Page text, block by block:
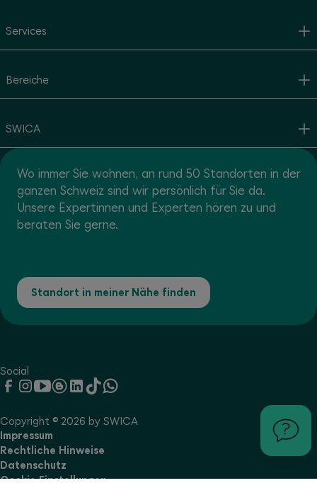
Services
Bereiche
SWICA
Wo immer Sie wohnen, an rund 50 Standorten in der
ganzen Schweiz sind wir persönlich für Sie da.
Unsere Expertinnen und Experten hören zu und
beraten Sie gerne.
Standort in meiner Nähe finden
Social
Copyright © 2026 by SWICA
Impressum
Rechtliche Hinweise
Datenschutz
Cookie Einstellungen